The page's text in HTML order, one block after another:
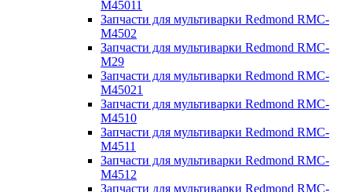
M45011
Запчасти для мультиварки Redmond RMC-
M4502
Запчасти для мультиварки Redmond RMC-
M29
Запчасти для мультиварки Redmond RMC-
M45021
Запчасти для мультиварки Redmond RMC-
M4510
Запчасти для мультиварки Redmond RMC-
M4511
Запчасти для мультиварки Redmond RMC-
M4512
Запчасти для мультиварки Redmond RMC-